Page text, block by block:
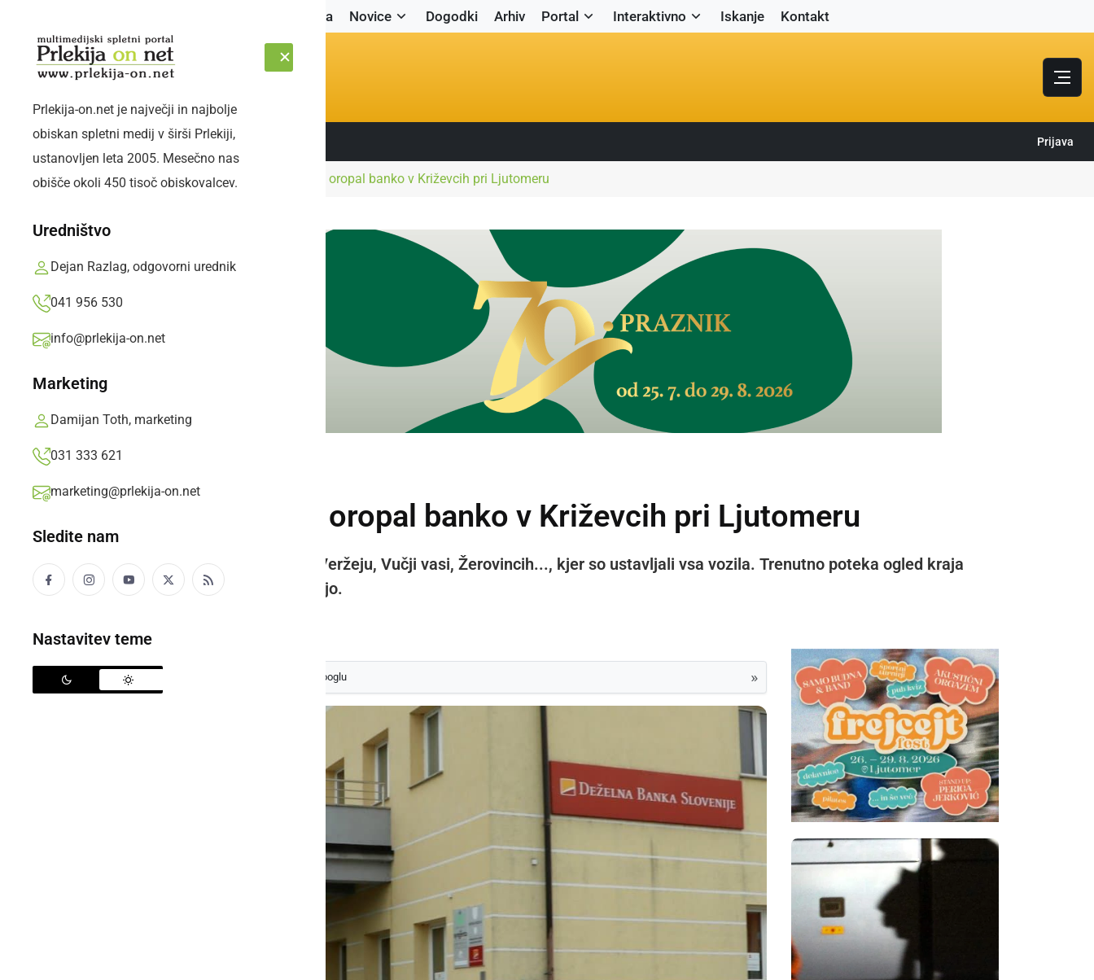
Naslovnica Novice Dogodki Arhiv Portal Interaktivno Iskanje Kontakt
PETEK, 7. AVGUST 2026 Sledite nam: Prijava
Prlekija-on.net je največji in najbolje
obiskan spletni medij v širši Prlekiji,
ustanovljen leta 2005. Mesečno nas
obišče okoli 450 tisoč obiskovalcev.
Uredništvo
Dejan Razlag, odgovorni urednik
041 956 530
info@prlekija-on.net
Marketing
Damijan Toth, marketing
031 333 621
marketing@prlekija-on.net
Sledite nam
Nastavitev teme
Naslovnica Črna kronikaOborožen moški oropal banko v Križevcih pri Ljutomeru
Oborožen moški oropal banko v Križevcih pri Ljutomeru
Policisti so postavili blokade v Veržeju, Vučji vasi, Žerovincih..., kjer so ustavljali vsa vozila. Trenutno poteka ogled kraja
dejanja, storilca policisti še iščejo.
Izberite kot svoj prednostni vir na Googlu »